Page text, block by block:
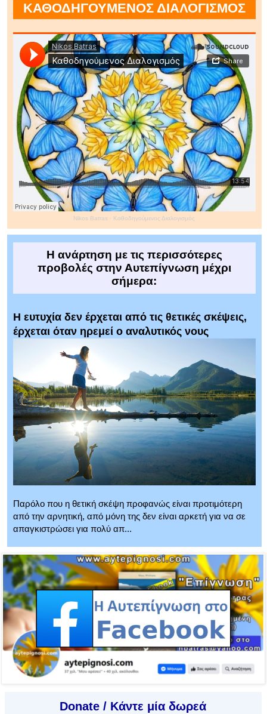
ΚΑΘΟΔΗΓΟΥΜΕΝΟΣ ΔΙΑΛΟΓΙΣΜΟΣ
Nikos Batras · Καθοδηγούμενος Διαλογισμός
Η ανάρτηση με τις περισσότερες
προβολές στην Αυτεπίγνωση μέχρι
σήμερα:
Η ευτυχία δεν έρχεται από τις θετικές σκέψεις,
έρχεται όταν ηρεμεί ο αναλυτικός νους
Παρόλο που η θετική σκέψη προφανώς είναι προτιμότερη
από την αρνητική, από μόνη της δεν είναι αρκετή για να σε
απαγκιστρώσει για πολύ απ...
Donate / Κάντε μία δωρεά